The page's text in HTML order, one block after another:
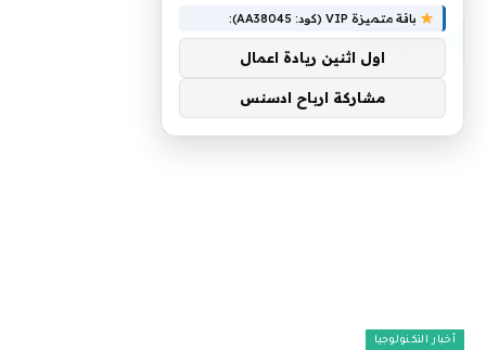
تصريحات
أخبار التكنولوجيا
باقة متميزة VIP (كود: AA38045):
اول اثنين ريادة اعمال
مشاركة ارباح ادسنس